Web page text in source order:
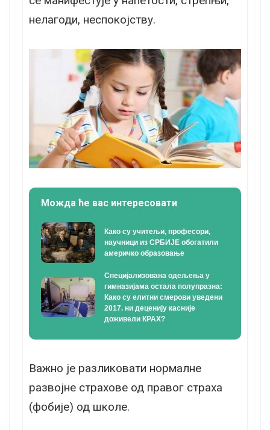
нелагоди, неспокојству.
Можда ће вас интересовати
Како су учитељи, професори,
научници из СРБИЈЕ обогатили
америчко образовање
Специјализована одељења у
гимназијама остала полупразна:
Како су елитни смерови уведени
2017. ни деценију касније
доживели КРАХ?
Важно је разликовати нормалне
развојне страхове од правог страха
(фобије) од школе.